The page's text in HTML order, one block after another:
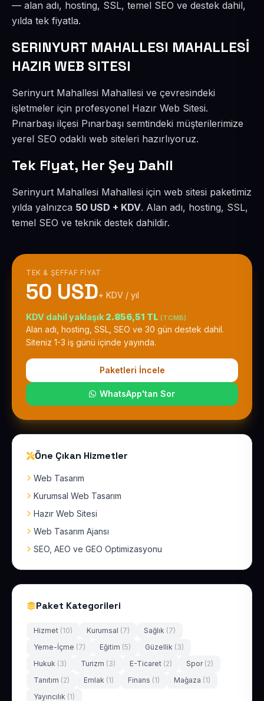
— alan adı, hosting, SSL, temel SEO ve destek dahil,
yılda tek fiyatla.
SERINYURT MAHALLESI MAHALLESİ
HAZIR WEB SITESI
Serinyurt Mahallesi Mahallesi ve çevresindeki
işletmeler için profesyonel Hazır Web Sitesi.
Pınarbaşı ilçesi Pınarbaşı semtindeki müşterilerimize
yerel SEO odaklı web siteleri hazırlıyoruz.
Tek Fiyat, Her Şey Dahil
Serinyurt Mahallesi Mahallesi için web sitesi paketimiz
yılda yalnızca 50 USD + KDV. Alan adı, hosting, SSL,
temel SEO ve teknik destek dahildir.
TEK & ŞEFFAF FIYAT
50 USD+ KDV / yıl
KDV dahil yaklaşık 2.856,51 TL (TCMB)
Alan adı, hosting, SSL, SEO ve 30 gün destek dahil.
Siteniz 1-3 iş günü içinde yayında.
Paketleri İncele
WhatsApp'tan Sor
Öne Çıkan Hizmetler
Web Tasarım
Kurumsal Web Tasarım
Hazır Web Sitesi
Web Tasarım Ajansı
SEO, AEO ve GEO Optimizasyonu
Paket Kategorileri
Hizmet (10) Kurumsal (7) Sağlık (7)
Yeme-İçme (7) Eğitim (5) Güzellik (3)
Hukuk (3) Turizm (3) E-Ticaret (2) Spor (2)
Tanıtım (2) Emlak (1) Finans (1) Mağaza (1)
Yayıncılık (1)